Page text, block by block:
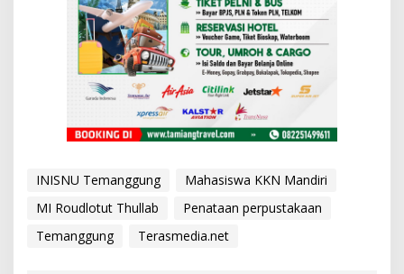
INISNU Temanggung
Mahasiswa KKN Mandiri
MI Roudlotut Thullab
Penataan perpustakaan
Temanggung
Terasmedia.net